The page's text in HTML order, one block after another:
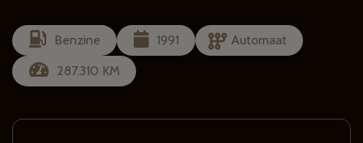
Benzine 1991
Automaat
287.310 KM